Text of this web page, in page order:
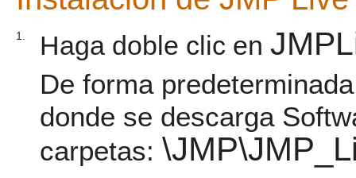
1. Haga doble clic en
De forma
donde se descarga
carpetas: